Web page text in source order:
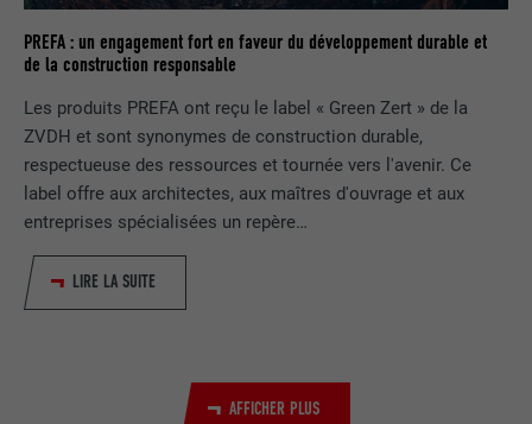
PREFA : un engagement fort en faveur du développement durable et
de la construction responsable
Les produits PREFA ont reçu le label « Green Zert » de la
ZVDH et sont synonymes de construction durable,
respectueuse des ressources et tournée vers l'avenir. Ce
label offre aux architectes, aux maîtres d'ouvrage et aux
entreprises spécialisées un repère…
LIRE LA SUITE
AFFICHER PLUS
EXPIRATION 179 jours
UTILITÉ Mesure de la bande passante YouTube
NOM YSC
enregistrer les paramètres utilisateur et